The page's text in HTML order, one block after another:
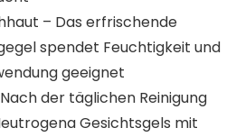
– Das erfrischende
spendet Feuchtigkeit und
geeignet
der täglichen Reinigung
Gesichtsgels mit